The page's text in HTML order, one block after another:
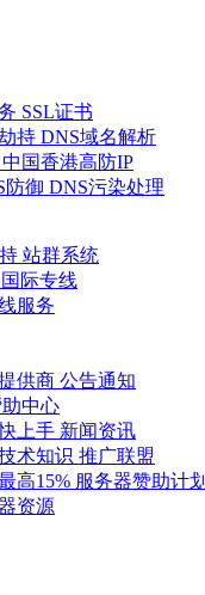
SSL证书
持 DNS域名解析
中国香港高防IP
防御 DNS污染处理
站群系统
国际专线
服务
供商 公告通知
中心
上手 新闻资讯
术知识 推广联盟
高15% 服务器赞助计划
资源